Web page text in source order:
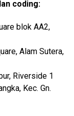
coding:
blok AA2,
Alam Sutera,
Riverside 1
Kec. Gn.